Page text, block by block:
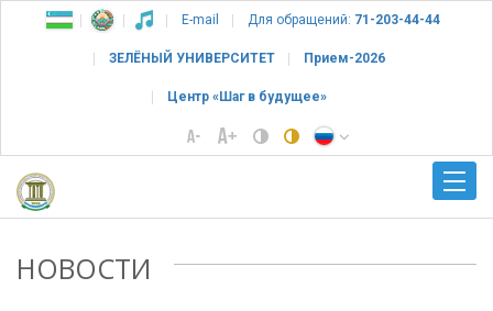
E-mail Для обращений: 71-203-44-44
ЗЕЛЁНЫЙ УНИВЕРСИТЕТ Прием-2026
Центр «Шаг в будущее»
НОВОСТИ